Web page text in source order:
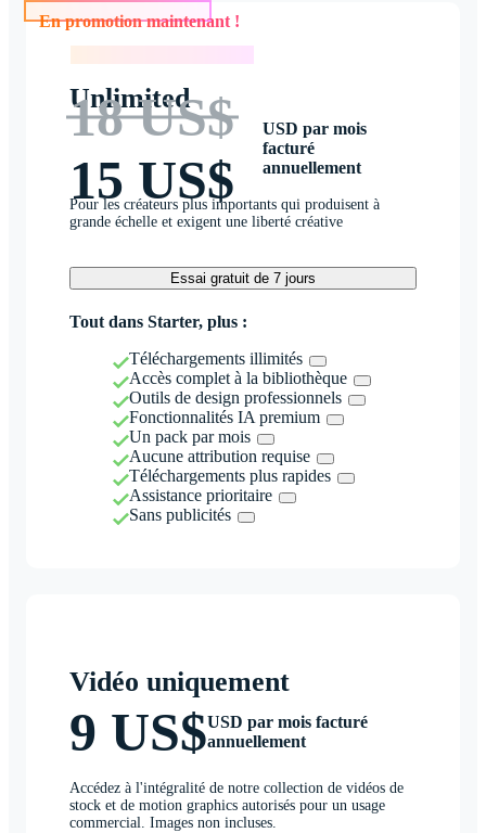
En promotion maintenant !
Unlimited
18 US$
15 US$
USD par mois
facturé
annuellement
Pour les créateurs plus importants qui produisent à
grande échelle et exigent une liberté créative
Essai gratuit de 7 jours
Tout dans Starter, plus :
Téléchargements illimités
Accès complet à la bibliothèque
Outils de design professionnels
Fonctionnalités IA premium
Un pack par mois
Aucune attribution requise
Téléchargements plus rapides
Assistance prioritaire
Sans publicités
Vidéo uniquement
9 US$USD par mois facturé
annuellement
Accédez à l'intégralité de notre collection de vidéos de
stock et de motion graphics autorisés pour un usage
commercial. Images non incluses.